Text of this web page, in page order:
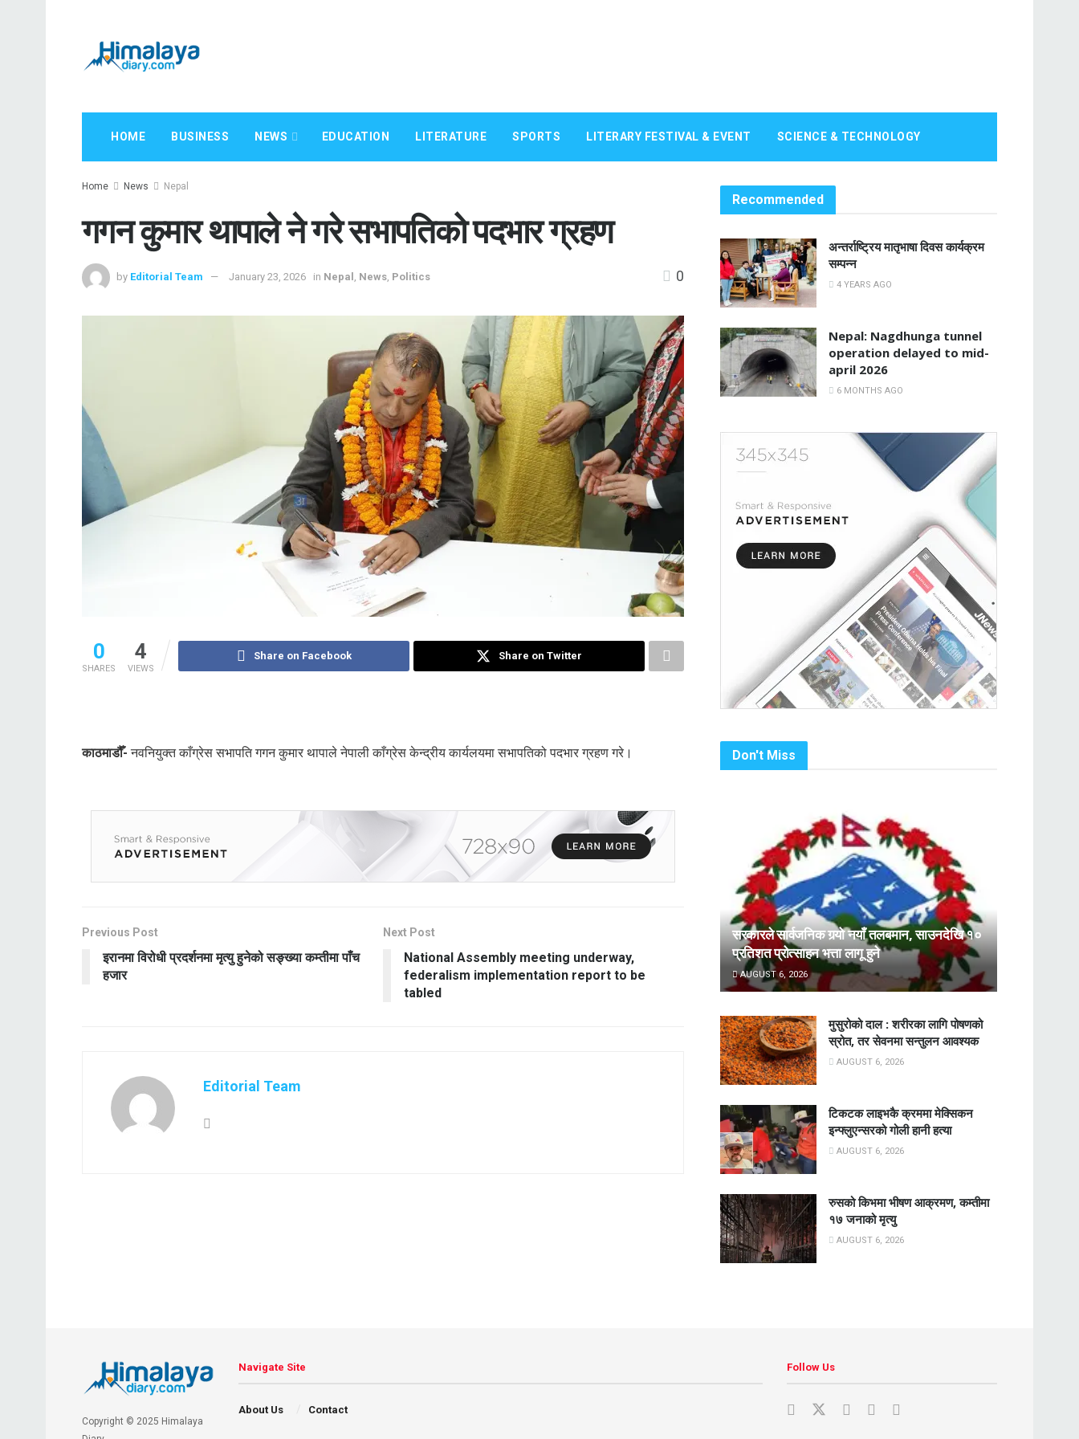
HOME BUSINESS NEWS EDUCATION LITERATURE SPORTS LITERARY FESTIVAL & EVENT SCIENCE & TECHNOLOGY
Home News Nepal
गगन कुमार थापाले ने गरे सभापतिको पदभार ग्रहण
by Editorial Team January 23, 2026 in Nepal News Politics 0
0
SHARES
4
VIEWS
Share on Facebook Share on Twitter
काठमाडौँ- नवनियुक्त काँग्रेस सभापति गगन कुमार थापाले नेपाली काँग्रेस केन्द्रीय कार्यलयमा सभापतिको पदभार ग्रहण गरे।
Previous Post
इरानमा विरोधी प्रदर्शनमा मृत्यु हुनेको सङ्ख्या कम्तीमा पाँच
हजार
Next Post
National Assembly meeting underway,
federalism implementation report to be
tabled
Editorial Team
Recommended
अन्तर्राष्ट्रिय मातृभाषा दिवस कार्यक्रम
सम्पन्न
4 YEARS AGO
Nepal: Nagdhunga tunnel
operation delayed to mid-
april 2026
6 MONTHS AGO
Don't Miss
सरकारले सार्वजनिक गर्‍यो नयाँ तलबमान, साउनदेखि १०
प्रतिशत प्रोत्साहन भत्ता लागू हुने
AUGUST 6, 2026
मुसुरोको दाल : शरीरका लागि पोषणको
स्रोत, तर सेवनमा सन्तुलन आवश्यक
AUGUST 6, 2026
टिकटक लाइभकै क्रममा मेक्सिकन
इन्फ्लुएन्सरको गोली हानी हत्या
AUGUST 6, 2026
रुसको किभमा भीषण आक्रमण, कम्तीमा
१७ जनाको मृत्यु
AUGUST 6, 2026
Copyright © 2025 Himalaya
Navigate Site
About Us Contact
Follow Us